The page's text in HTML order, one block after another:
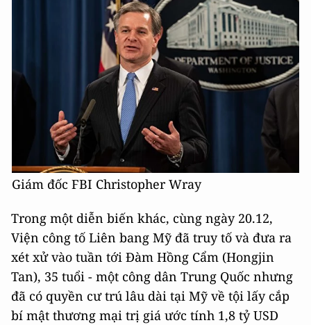
Giám đốc FBI Christopher Wray
Trong một diễn biến khác, cùng ngày 20.12,
Viện công tố Liên bang Mỹ đã truy tố và đưa ra
xét xử vào tuần tới Đàm Hồng Cẩm (Hongjin
Tan), 35 tuổi - một công dân Trung Quốc nhưng
đã có quyền cư trú lâu dài tại Mỹ về tội lấy cắp
bí mật thương mại trị giá ước tính 1,8 tỷ USD